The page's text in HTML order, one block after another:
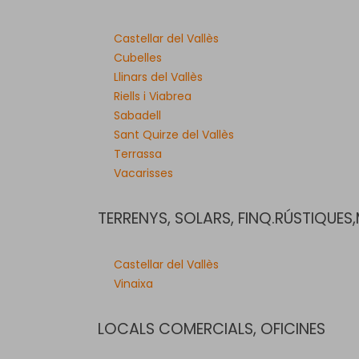
Castellar del Vallès
Cubelles
Llinars del Vallès
Riells i Viabrea
Sabadell
Sant Quirze del Vallès
Terrassa
Vacarisses
TERRENYS, SOLARS,
Castellar del Vallès
Vinaixa
LOCALS COMERCIALS, OFICINES